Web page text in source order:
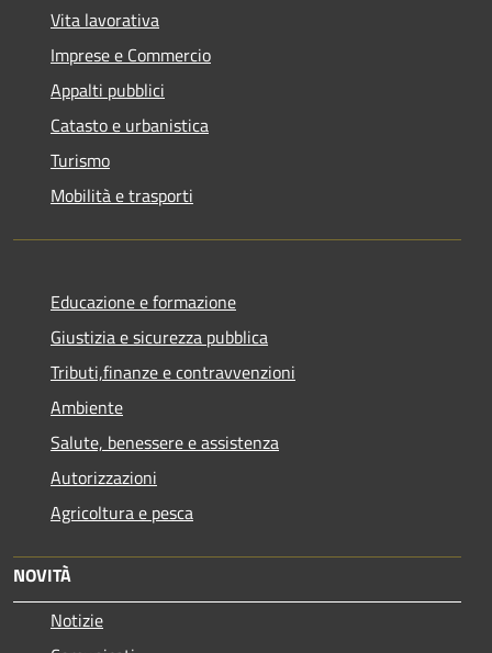
Vita lavorativa
Imprese e Commercio
Appalti pubblici
Catasto e urbanistica
Turismo
Mobilità e trasporti
Educazione e formazione
Giustizia e sicurezza pubblica
Tributi,finanze e contravvenzioni
Ambiente
Salute, benessere e assistenza
Autorizzazioni
Agricoltura e pesca
NOVITÀ
Notizie